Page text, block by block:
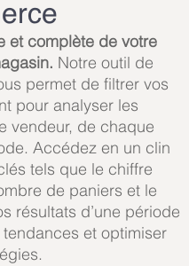
et complète de votre
Notre outil de
permet de filtrer vos
pour analyser les
vendeur, de chaque
Accédez en un clin
tels que le chiffre
de paniers et le
résultats d’une période
et optimiser